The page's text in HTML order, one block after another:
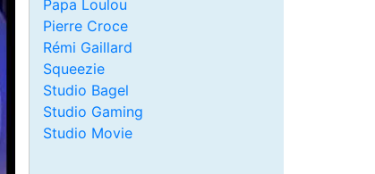
Papa Loulou
Pierre Croce
Rémi Gaillard
Squeezie
Studio Bagel
Studio Gaming
Studio Movie